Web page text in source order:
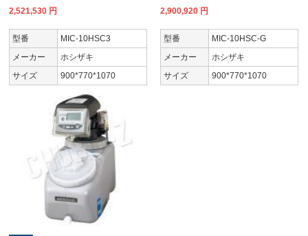
2,521,530 円
型番
MIC-10HSC3
メーカー
ホシザキ
サイズ
900*770*1070
2,900,920 円
型番
MIC-10HSC-G
メーカー
ホシザキ
サイズ
900*770*1070